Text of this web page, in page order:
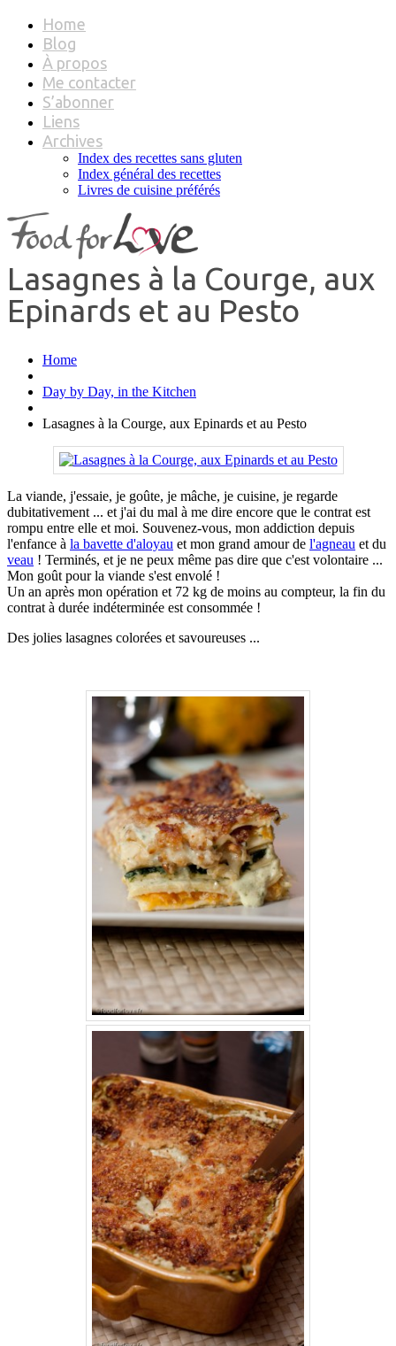
Home
Blog
À propos
Me contacter
S’abonner
Liens
Archives
Index des recettes sans gluten
Index général des recettes
Livres de cuisine préférés
Lasagnes à la Courge, aux
Epinards et au Pesto
Home
Day by Day, in the Kitchen
Lasagnes à la Courge, aux Epinards et au Pesto
La viande, j'essaie, je goûte, je mâche, je cuisine, je regarde
dubitativement ... et j'ai du mal à me dire encore que le contrat est
rompu entre elle et moi. Souvenez-vous, mon addiction depuis
l'enfance à la bavette d'aloyau et mon grand amour de l'agneau et du
veau ! Terminés, et je ne peux même pas dire que c'est volontaire ...
Mon goût pour la viande s'est envolé !
Un an après mon opération et 72 kg de moins au compteur, la fin du
contrat à durée indéterminée est consommée !
Des jolies lasagnes colorées et savoureuses ...